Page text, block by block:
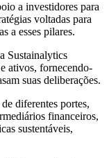
a investidores para
voltadas para
a esses pilares.
Sustainalytics
ativos, fornecendo-
suas deliberações.
diferentes portes,
financeiros,
sustentáveis,